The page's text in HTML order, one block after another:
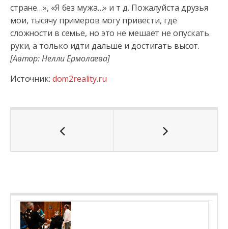
стране…», «Я без мужа…» и т д. Пожалуйста друзья
мои, тысячу примеров могу привести, где
сложности в семье, но это не мешает не опускать
руки, а только идти дальше и достигать высот.
[Автор: Нелли Ермолаева]
Источник: dom2reality.ru